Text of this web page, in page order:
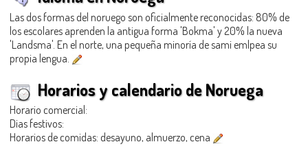
Las dos formas del noruego son oficialmente reconocidas: 80% de
los escolares aprenden la antigua forma 'Bokma' y 20% la nueva
'Landsma'. En el norte, una pequeña minoría de sami emlpea su
propia lengua.
Horarios y calendario de Noruega
Horario comercial:
Dias festivos:
Horarios de comidas: desayuno, almuerzo, cena